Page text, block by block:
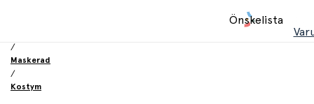
Önskelista
/
Maskerad
/
Kostym